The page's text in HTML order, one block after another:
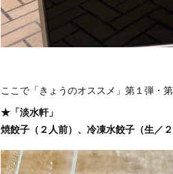
ここで「きょうのオススメ」第１弾・
★「淡水軒」
焼餃子（２人前）、冷凍水餃子（生／２